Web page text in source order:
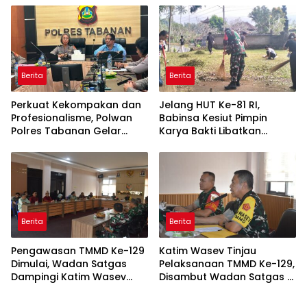
Abutmen
Media Aktif Publikasi
Kegiatan TNI
Berita
Perkuat Kekompakan dan
Profesionalisme, Polwan
Polres Tabanan Gelar
Berita
Jelang HUT Ke-81 RI,
Babinsa Kesiut Pimpin
Karya Bakti Libatkan
Udayana
Berita
Pengawasan TMMD Ke-129
Dimulai, Wadan Satgas
Dampingi Katim Wasev
Berita
Katim Wasev Tinjau
Pelaksanaan TMMD Ke-129,
Disambut Wadan Satgas di